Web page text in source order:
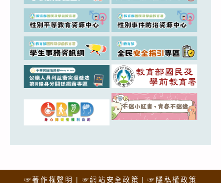
☞著作權聲明 ☞網站安全政策 ☞隱私權政策